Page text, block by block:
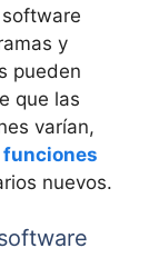
y
pueden
que las
varían,
nuevos.